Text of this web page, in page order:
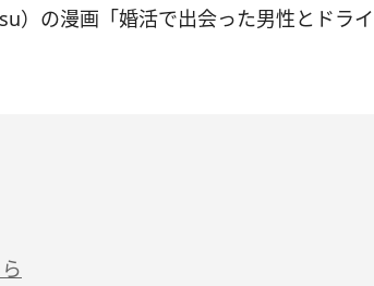
）の漫画「婚活で出会った男性とドラ